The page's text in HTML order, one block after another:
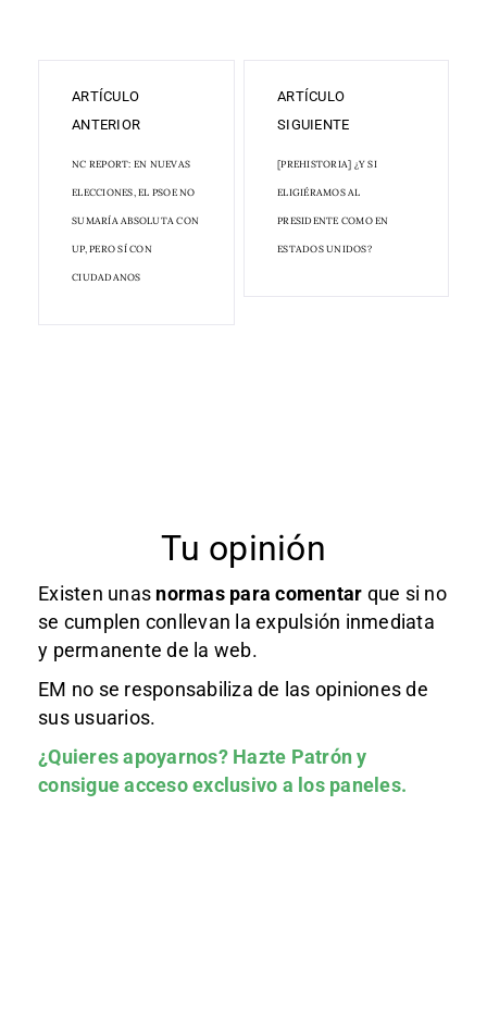
ARTÍCULO
ANTERIOR
NC REPORT: EN NUEVAS
ELECCIONES, EL PSOE NO
SUMARÍA ABSOLUTA CON
UP, PERO SÍ CON
CIUDADANOS
ARTÍCULO
SIGUIENTE
[PREHISTORIA] ¿Y SI
ELIGIÉRAMOS AL
PRESIDENTE COMO EN
ESTADOS UNIDOS?
Tu opinión
Existen unas normas para comentar que si no
se cumplen conllevan la expulsión inmediata
y permanente de la web.
EM no se responsabiliza de las opiniones de
sus usuarios.
¿Quieres apoyarnos? Hazte Patróny
consigue acceso exclusivo a los paneles.